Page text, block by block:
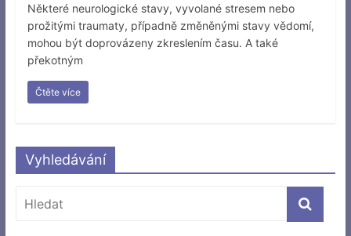
Některé neurologické stavy, vyvolané stresem nebo
prožitými traumaty, případně změněnými stavy vědomí,
mohou být doprovázeny zkreslením času. A také
překotným
Čtěte více
Vyhledávání